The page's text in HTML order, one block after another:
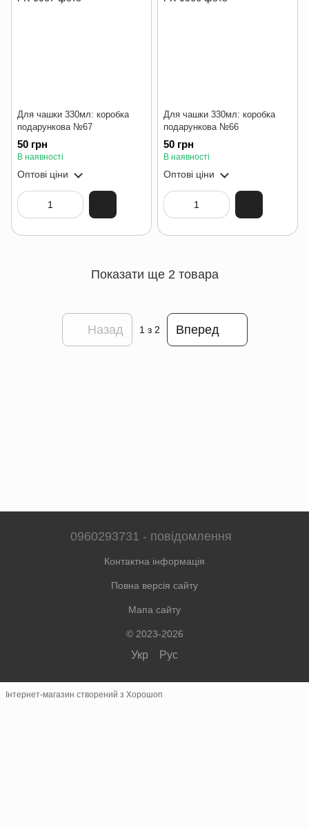
Для чашки 330мл: коробка
подарункова №67
50 грн
В наявності
Оптові ціни
Для чашки 330мл: коробка
подарункова №66
50 грн
В наявності
Оптові ціни
Показати ще 2 товара
Назад 1з 2 Вперед
0960293731 - повідомлення
Контактна інформація
Повна версія сайту
Мапа сайту
© 2023-2026
Укр Рус
Інтернет-магазин створений з Хорошоп